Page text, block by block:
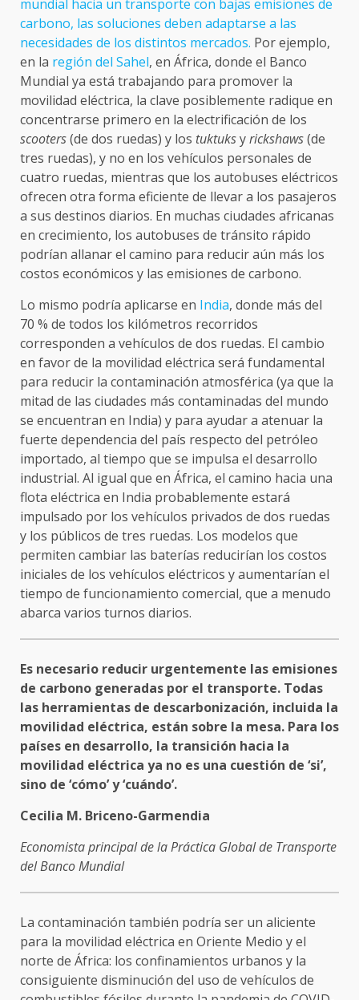
mundial hacia un transporte con bajas emisiones de
carbono, las soluciones deben adaptarse a las
necesidades de los distintos mercados. Por ejemplo,
en la región del Sahel, en África, donde el Banco
Mundial ya está trabajando para promover la
movilidad eléctrica, la clave posiblemente radique en
concentrarse primero en la electrificación de los
scooters(de dos ruedas) y los tuktuksyrickshaws(de
tres ruedas), y no en los vehículos personales de
cuatro ruedas, mientras que los autobuses eléctricos
ofrecen otra forma eficiente de llevar a los pasajeros
a sus destinos diarios. En muchas ciudades africanas
en crecimiento, los autobuses de tránsito rápido
podrían allanar el camino para reducir aún más los
costos económicos y las emisiones de carbono.
Lo mismo podría aplicarse en India, donde más del
70 % de todos los kilómetros recorridos
corresponden a vehículos de dos ruedas. El cambio
en favor de la movilidad eléctrica será fundamental
para reducir la contaminación atmosférica (ya que la
mitad de las ciudades más contaminadas del mundo
se encuentran en India) y para ayudar a atenuar la
fuerte dependencia del país respecto del petróleo
importado, al tiempo que se impulsa el desarrollo
industrial. Al igual que en África, el camino hacia una
flota eléctrica en India probablemente estará
impulsado por los vehículos privados de dos ruedas
y los públicos de tres ruedas. Los modelos que
permiten cambiar las baterías reducirían los costos
iniciales de los vehículos eléctricos y aumentarían el
tiempo de funcionamiento comercial, que a menudo
abarca varios turnos diarios.
Es necesario reducir urgentemente las emisiones
de carbono generadas por el transporte. Todas
las herramientas de descarbonización, incluida la
movilidad eléctrica, están sobre la mesa. Para los
países en desarrollo, la transición hacia la
movilidad eléctrica ya no es una cuestión de ‘si’,
sino de ‘cómo’ y ‘cuándo’.
Cecilia M. Briceno-Garmendia
Economista principal de la Práctica Global de Transporte
del Banco Mundial
La contaminación también podría ser un aliciente
para la movilidad eléctrica en Oriente Medio y el
norte de África: los confinamientos urbanos y la
consiguiente disminución del uso de vehículos de